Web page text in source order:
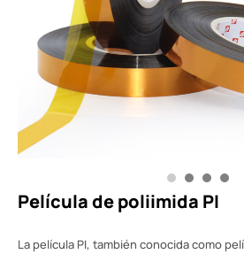
Película de poliimida PI
La película PI, también conocida como